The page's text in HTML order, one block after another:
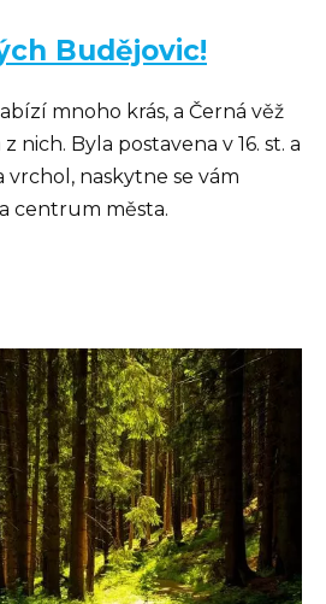
Budějovic!
mnoho krás, a Černá věž
nich. Byla postavena v 16. st. a
naskytne se vám
centrum města.